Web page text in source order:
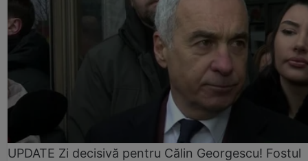
UPDATE Zi decisivă pentru Călin Georgescu! Fostul